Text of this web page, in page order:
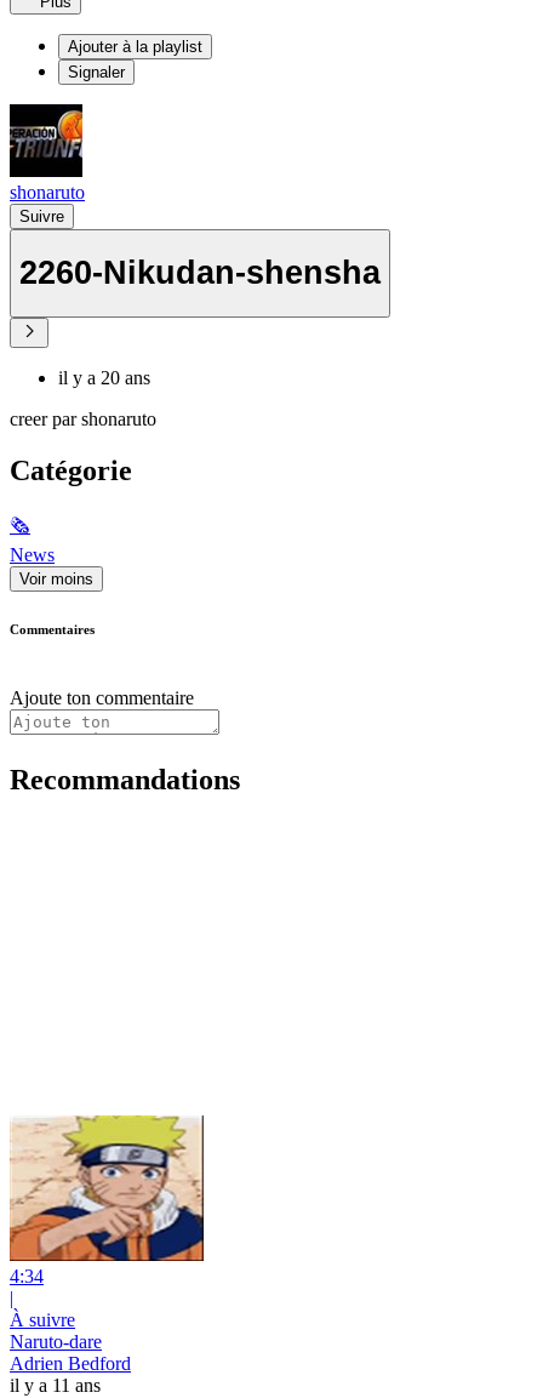
Ajouter à la playlist
Signaler
shonaruto
Suivre
2260-Nikudan-shensha
il y a 20 ans
creer par shonaruto
Catégorie
🗞
News
Voir moins
Commentaires
Ajoute ton commentaire
Recommandations
4:34
|
À suivre
Naruto-dare
Adrien Bedford
il y a 11 ans